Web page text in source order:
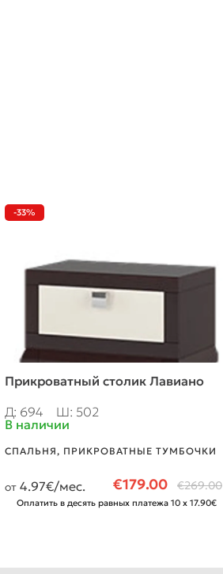
-33%
Прикроватный столик Лавиано
Д: 694
Ш: 502
В наличии
СПАЛЬНЯ, ПРИКРОВАТНЫЕ ТУМБОЧКИ
€179.00 €269.00
от 4.97€/мес.
Оплатить в десять равных платежа 10 x 17.90€